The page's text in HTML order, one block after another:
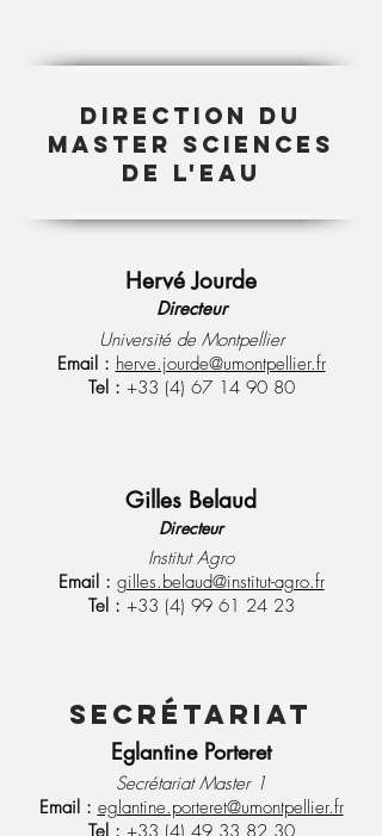
Direction du
master sciences
de l'eau
Hervé Jourde
Directeur
Université de Montpellier
Email : herve.jourde@umontpellier.fr
Tel : +33 (4) 67 14 90 80
Gilles Belaud
Directeur
Institut Agro
Email : gilles.belaud@institut-agro.fr
Tel : +33 (4) 99 61 24 23
secrétariat
Eglantine Porteret
Secrétariat Master 1
Email : eglantine.porteret@umontpellier.fr
Tel : +33 (4) 49 33 82 30